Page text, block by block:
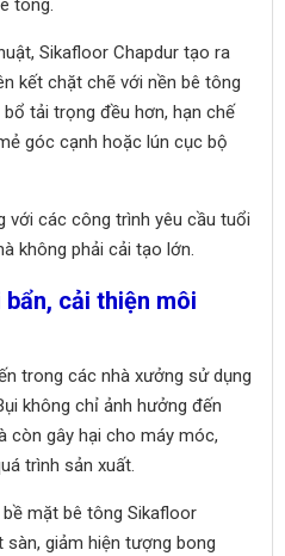
tông.
Sikafloor Chapdur tạo ra
kết chặt chẽ với nền bê tông
tải trọng đều hơn, hạn chế
góc cạnh hoặc lún cục bộ
với các công trình yêu cầu tuổi
không phải cải tạo lớn.
cải thiện môi
trong các nhà xưởng sử dụng
không chỉ ảnh hưởng đến
còn gây hại cho máy móc,
trình sản xuất.
mặt bê tông Sikafloor
sàn, giảm hiện tượng bong